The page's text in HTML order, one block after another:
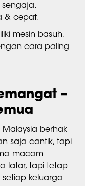
sengaja.
& cepat.
mesin basuh,
cara paling
–
Malaysia berhak
saja cantik, tapi
macam
latar, tapi tetap
setiap keluarga